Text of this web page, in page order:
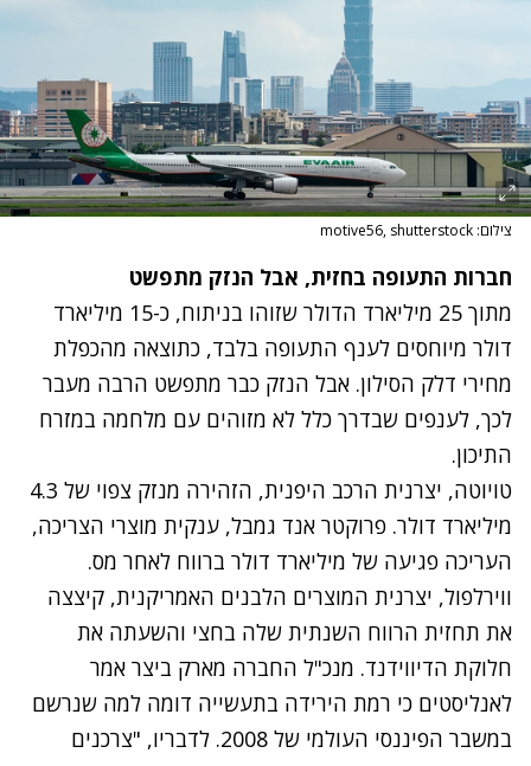
צילום: motive56, shutterstock
חברות התעופה בחזית, אבל הנזק מתפשט
מתוך 25 מיליארד הדולר שזוהו בניתוח, כ-15 מיליארד
דולר מיוחסים לענף התעופה בלבד, כתוצאה מהכפלת
מחירי דלק הסילון. אבל הנזק כבר מתפשט הרבה מעבר
לכך, לענפים שבדרך כלל לא מזוהים עם מלחמה במזרח
התיכון.
טויוטה, יצרנית הרכב היפנית, הזהירה מנזק צפוי של 4.3
מיליארד דולר. פרוקטר אנד גמבל, ענקית מוצרי הצריכה,
העריכה פגיעה של מיליארד דולר ברווח לאחר מס.
ווירלפול, יצרנית המוצרים הלבנים האמריקנית, קיצצה
את תחזית הרווח השנתית שלה בחצי והשעתה את
חלוקת הדיווידנד. מנכ"ל החברה מארק ביצר אמר
לאנליסטים כי רמת הירידה בתעשייה דומה למה שנרשם
במשבר הפיננסי העולמי של 2008. לדבריו, "צרכנים